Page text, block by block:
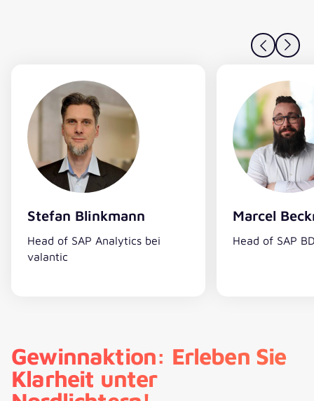
Stefan Blinkmann
Head of SAP Analytics bei
valantic
Marcel
Head of SAP
Gewinnaktion: Erleben Sie
Klarheit unter